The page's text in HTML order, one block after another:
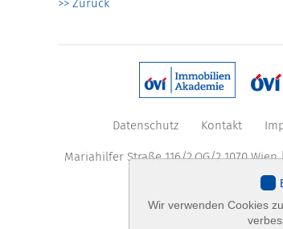
>> Zurück
Datenschutz Kontakt
Mariahilfer Straße 116/2.OG/2 1070 Wien
Wir verwenden Cookies